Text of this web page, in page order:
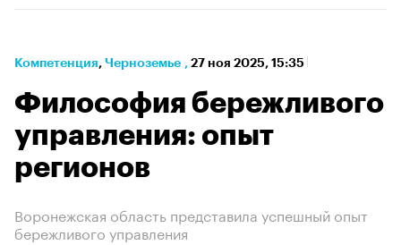
Компетенция⁠, Черноземье , 27 ноя 2025, 15:35
Философия бережливого
управления: опыт
регионов
Воронежская область представила успешный опыт
бережливого управления